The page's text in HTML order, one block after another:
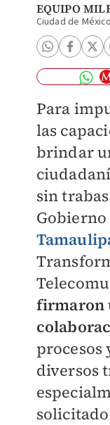
EQUIPO
Ciudad de México
Para
las
brindar
sin
Gobierno
firmaron
diversos